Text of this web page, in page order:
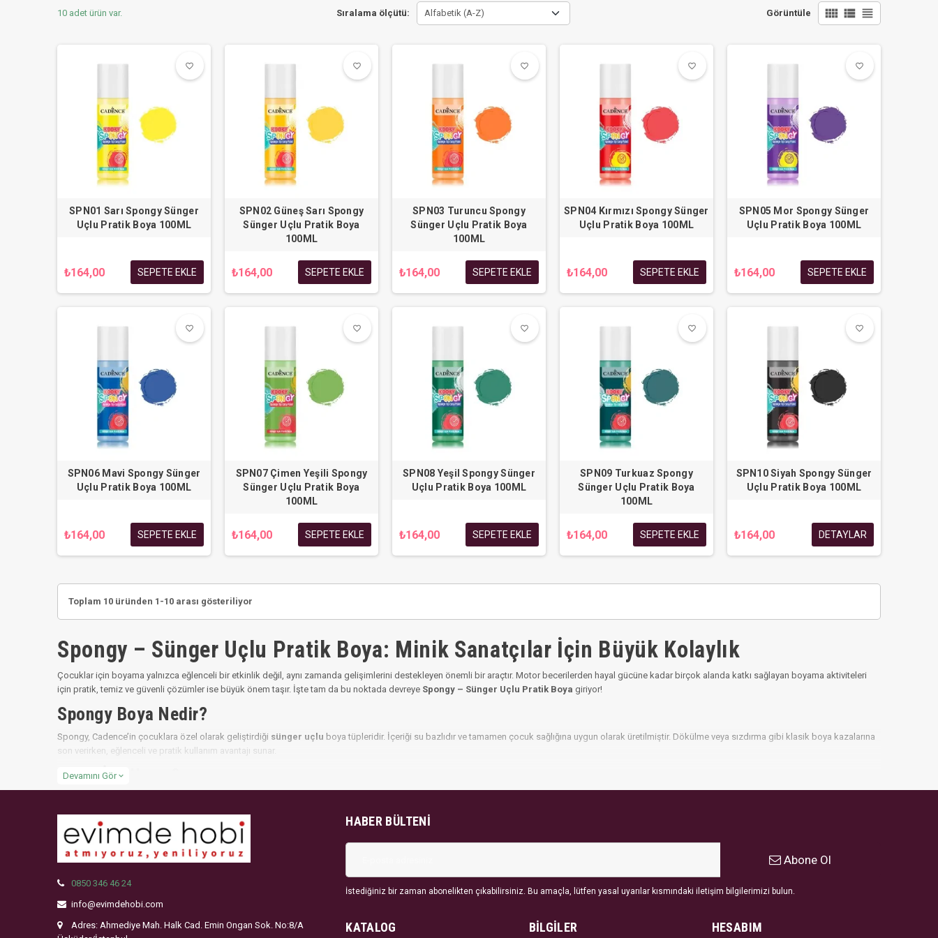
Sıralama ölçütü: Alfabetik (A-Z) Görüntüle view_comfy view_list view_headline
10 adet ürün var.
favorite_border
favorite_border
SPN01 Sarı Spongy Sünger
Uçlu Pratik Boya 100ML
₺164,00 SEPETE EKLE
favorite_border
favorite_border
SPN02 Güneş Sarı Spongy
Sünger Uçlu Pratik Boya
100ML
₺164,00 SEPETE EKLE
favorite_border
favorite_border
SPN03 Turuncu Spongy
Sünger Uçlu Pratik Boya
100ML
₺164,00 SEPETE EKLE
favorite_border
favorite_border
SPN04 Kırmızı Spongy Sünger
Uçlu Pratik Boya 100ML
₺164,00 SEPETE EKLE
favorite_border
favorite_border
SPN05 Mor Spongy Sünger
Uçlu Pratik Boya 100ML
₺164,00 SEPETE EKLE
favorite_border
favorite_border
SPN06 Mavi Spongy Sünger
Uçlu Pratik Boya 100ML
₺164,00 SEPETE EKLE
favorite_border
favorite_border
SPN07 Çimen Yeşili Spongy
Sünger Uçlu Pratik Boya
100ML
₺164,00 SEPETE EKLE
favorite_border
favorite_border
SPN08 Yeşil Spongy Sünger
Uçlu Pratik Boya 100ML
₺164,00 SEPETE EKLE
favorite_border
favorite_border
SPN09 Turkuaz Spongy
Sünger Uçlu Pratik Boya
100ML
₺164,00 SEPETE EKLE
favorite_border
favorite_border
SPN10 Siyah Spongy Sünger
Uçlu Pratik Boya 100ML
₺164,00 DETAYLAR
Toplam 10 üründen 1-10 arası gösteriliyor
Spongy – Sünger Uçlu Pratik Boya: Minik Sanatçılar İçin Büyük Kolaylık
Çocuklar için boyama yalnızca eğlenceli bir etkinlik değil, aynı zamanda gelişimlerini destekleyen önemli bir araçtır. Motor becerilerden hayal gücüne kadar birçok alanda katkı sağlayan boyama aktiviteleri
için pratik, temiz ve güvenli çözümler ise büyük önem taşır. İşte tam da bu noktada devreye Spongy – Sünger Uçlu Pratik Boya giriyor!
Spongy Boya Nedir?
Spongy, Cadence’in çocuklara özel olarak geliştirdiği sünger uçlu boya tüpleridir. İçeriği su bazlıdır ve tamamen çocuk sağlığına uygun olarak üretilmiştir. Dökülme veya sızdırma gibi klasik boya kazalarına
son verirken, eğlenceli ve pratik kullanım avantajı sunar.
Kimler İçin Uygun?
👩‍🏫 Sınıf öğretmenleri
👶 3 yaş ve üzeri çocuklar
Spongy Boya'nın Avantajları
Sünger Uç Teknolojisi : Fırçaya ihtiyaç olmadan, doğrudan şişe ile boyama yapılabilir. Bu da hem kolaylık hem de kontrol sağlar.
Devamını Görexpand_more
0850 346 46 24
info@evimdehobi.com
Adres: Ahmediye Mah. Halk Cad. Emin Ongan Sok. No:8/A
HABER BÜLTENI
Abone Ol
İstediğiniz bir zaman abonelikten çıkabilirsiniz. Bu amaçla, lütfen yasal uyarılar kısmındaki iletişim bilgilerimizi bulun.
KATALOG BİLGİLER HESABIM